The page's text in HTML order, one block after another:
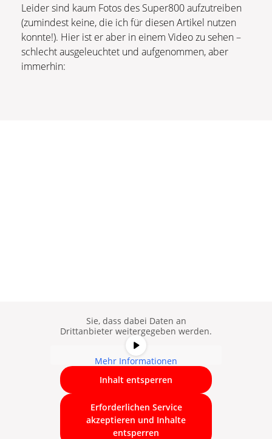
Leider sind kaum Fotos des Super800 aufzutreiben
(zumindest keine, die ich für diesen Artikel nutzen
konnte!). Hier ist er aber in einem Video zu sehen –
schlecht ausgeleuchtet und aufgenommen, aber
immerhin:
Sie, dass dabei Daten an
Drittanbieter weitergegeben werden.
Mehr Informationen
Inhalt entsperren
Erforderlichen Service
akzeptieren und Inhalte
entsperren